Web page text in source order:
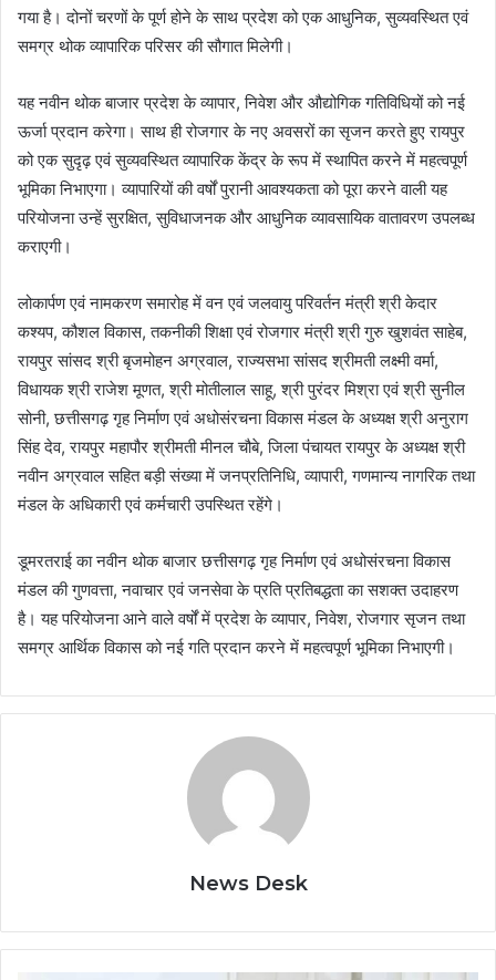
गया है। दोनों चरणों के पूर्ण होने के साथ प्रदेश को एक आधुनिक, सुव्यवस्थित एवं
समग्र थोक व्यापारिक परिसर की सौगात मिलेगी।
यह नवीन थोक बाजार प्रदेश के व्यापार, निवेश और औद्योगिक गतिविधियों को नई
ऊर्जा प्रदान करेगा। साथ ही रोजगार के नए अवसरों का सृजन करते हुए रायपुर
को एक सुदृढ़ एवं सुव्यवस्थित व्यापारिक केंद्र के रूप में स्थापित करने में महत्वपूर्ण
भूमिका निभाएगा। व्यापारियों की वर्षों पुरानी आवश्यकता को पूरा करने वाली यह
परियोजना उन्हें सुरक्षित, सुविधाजनक और आधुनिक व्यावसायिक वातावरण उपलब्ध
कराएगी।
लोकार्पण एवं नामकरण समारोह में वन एवं जलवायु परिवर्तन मंत्री श्री केदार
कश्यप, कौशल विकास, तकनीकी शिक्षा एवं रोजगार मंत्री श्री गुरु खुशवंत साहेब,
रायपुर सांसद श्री बृजमोहन अग्रवाल, राज्यसभा सांसद श्रीमती लक्ष्मी वर्मा,
विधायक श्री राजेश मूणत, श्री मोतीलाल साहू, श्री पुरंदर मिश्रा एवं श्री सुनील
सोनी, छत्तीसगढ़ गृह निर्माण एवं अधोसंरचना विकास मंडल के अध्यक्ष श्री अनुराग
सिंह देव, रायपुर महापौर श्रीमती मीनल चौबे, जिला पंचायत रायपुर के अध्यक्ष श्री
नवीन अग्रवाल सहित बड़ी संख्या में जनप्रतिनिधि, व्यापारी, गणमान्य नागरिक तथा
मंडल के अधिकारी एवं कर्मचारी उपस्थित रहेंगे।
डूमरतराई का नवीन थोक बाजार छत्तीसगढ़ गृह निर्माण एवं अधोसंरचना विकास
मंडल की गुणवत्ता, नवाचार एवं जनसेवा के प्रति प्रतिबद्धता का सशक्त उदाहरण
है। यह परियोजना आने वाले वर्षों में प्रदेश के व्यापार, निवेश, रोजगार सृजन तथा
समग्र आर्थिक विकास को नई गति प्रदान करने में महत्वपूर्ण भूमिका निभाएगी।
News Desk